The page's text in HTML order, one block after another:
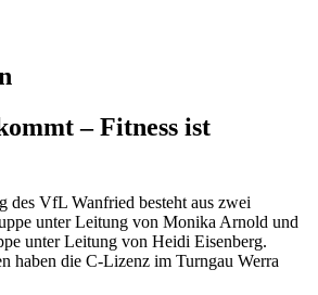
– Fitness ist
des VfL Wanfried besteht aus zwei
unter Leitung von Monika Arnold und
unter Leitung von Heidi Eisenberg.
haben die C-Lizenz im Turngau Werra